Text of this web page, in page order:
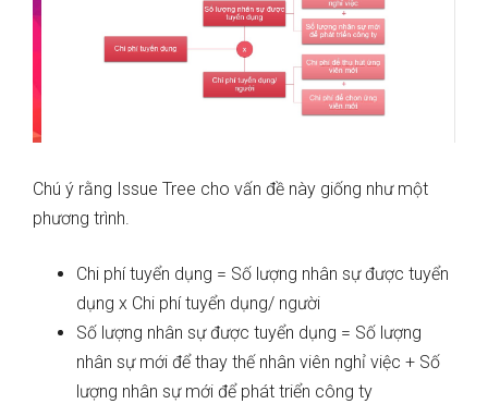
Chú ý rằng Issue Tree cho vấn đề này giống như một
phương trình.
Chi phí tuyển dụng = Số lượng nhân sự được tuyển
dụng x Chi phí tuyển dụng/ người
Số lượng nhân sự được tuyển dụng = Số lượng
nhân sự mới để thay thế nhân viên nghỉ việc + Số
lượng nhân sự mới để phát triển công ty